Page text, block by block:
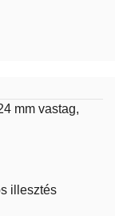
mm vastag,
illesztés